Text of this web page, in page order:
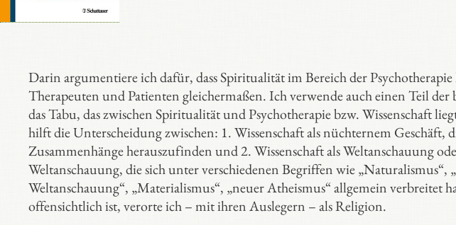
Darin argumentiere ich dafür, dass Spiritualität im Bereich der
Therapeuten und Patienten gleichermaßen. Ich verwende auch einen Teil
das Tabu, das zwischen Spiritualität und Psychotherapie bzw. Wissenschaft
hilft die Unterscheidung zwischen: 1. Wissenschaft als nüchternem Geschäft,
Zusammenhänge herauszufinden und 2. Wissenschaft als Weltanschauung
Weltanschauung, die sich unter verschiedenen Begriffen wie „Naturalismus“,
Weltanschauung“, „Materialismus“, „neuer Atheismus“ allgemein verbreitet
offensichtlich ist, verorte ich – mit ihren Auslegern – als Religion.